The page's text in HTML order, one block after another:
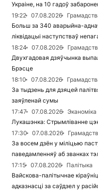
Украіне, на 10 гадоў
19:22
07.08.2026
Больш за 340 аварыйна-
ліквідацыі наступстваў
18:24
07.08.2026
Двухгадовая дзяўчынка
Брэсце
18:10
07.08.2026
За тыдзень для дзяцей
заяўленай сумы
17:47
07.08.2026
Эканоміка
Лукашэнка: Стрымліванне
17:30
07.08.2026
За восем дзён у міліцыю
паведамленняў аб званках
17:15
07.08.2026
Палітыка
Вайскова-палітычнае
адказнасці за саўдзел у